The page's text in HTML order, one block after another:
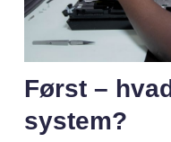
Først –
system?